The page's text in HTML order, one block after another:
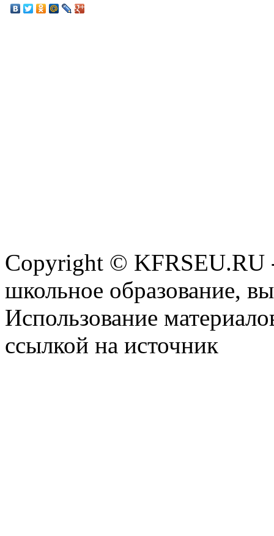
Copyright © KFRSEU.RU
школьное образование,
Использование
ссылкой на источник